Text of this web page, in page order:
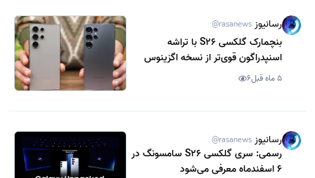
رسانیوز @rasanews
بنچمارک گلکسی S26 با تراشه
اسنپدراگون قوی‌تر از نسخه اگزینوس
ظاهر شد
5 ماه قبل 6
رسانیوز @rasanews
رسمی: سری گلکسی S26 سامسونگ در
6 اسفندماه معرفی می‌شود